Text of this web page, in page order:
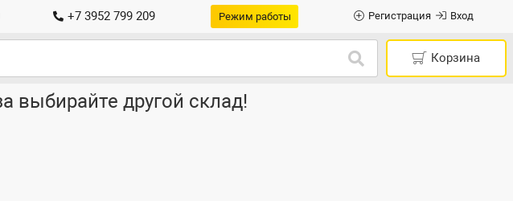
+7 3952 799 209 Режим работы Регистрация Вход
Корзина
выбирайте другой склад!